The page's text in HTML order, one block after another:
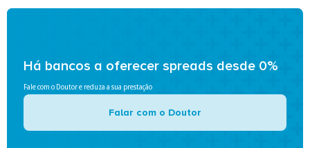
Há bancos a oferecer spreads desde 0%
Fale com o Doutor e reduza a sua prestação
Falar com o Doutor